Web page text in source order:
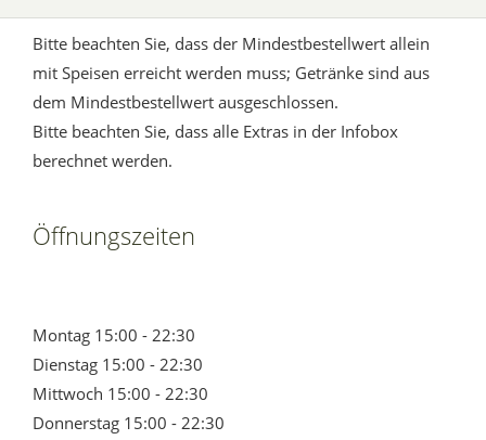
Bitte beachten Sie, dass der Mindestbestellwert allein
mit Speisen erreicht werden muss; Getränke sind aus
dem Mindestbestellwert ausgeschlossen.
Bitte beachten Sie, dass alle Extras in der Infobox
berechnet werden.
Öffnungszeiten
Montag 15:00 - 22:30
Dienstag 15:00 - 22:30
Mittwoch 15:00 - 22:30
Donnerstag 15:00 - 22:30